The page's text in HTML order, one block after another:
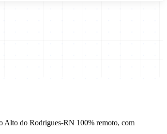
Alto do Rodrigues-RN 100% remoto, com